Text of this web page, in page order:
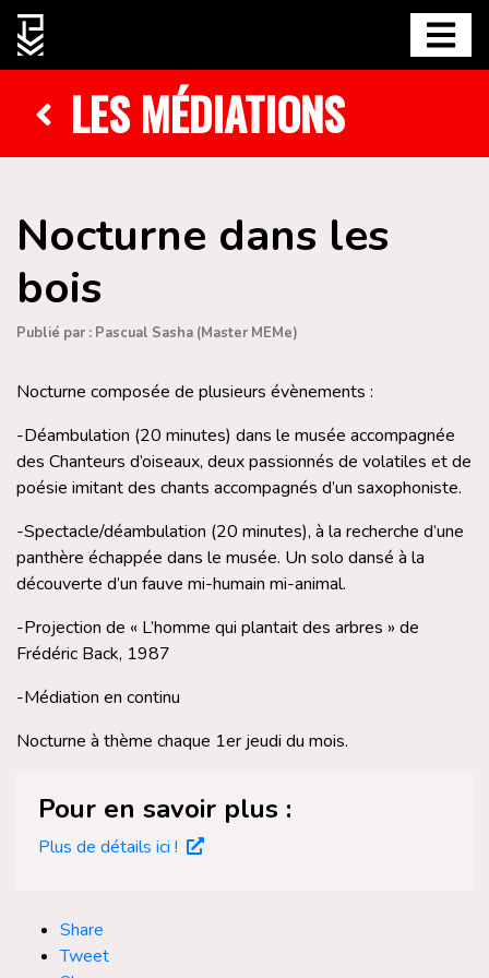
LES MÉDIATIONS
Nocturne dans les
bois
Publié par : Pascual Sasha (Master MEMe)
Nocturne composée de plusieurs évènements :
-Déambulation (20 minutes) dans le musée accompagnée
des Chanteurs d’oiseaux, deux passionnés de volatiles et de
poésie imitant des chants accompagnés d’un saxophoniste.
-Spectacle/déambulation (20 minutes), à la recherche d’une
panthère échappée dans le musée. Un solo dansé à la
découverte d’un fauve mi-humain mi-animal.
-Projection de « L’homme qui plantait des arbres » de
Frédéric Back, 1987
-Médiation en continu
Nocturne à thème chaque 1er jeudi du mois.
Pour en savoir plus :
Plus de détails ici !
Share
Tweet